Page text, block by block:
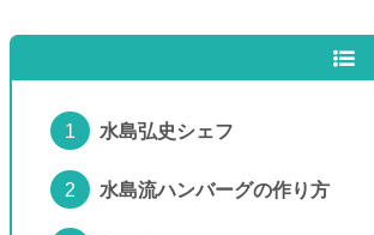
水島弘史シェフ
水島流ハンバーグの作り方